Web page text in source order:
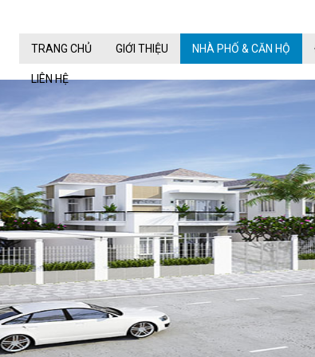
TRANG CHỦ GIỚI THIỆU NHÀ PHỐ & CĂN HỘ
LIÊN HỆ